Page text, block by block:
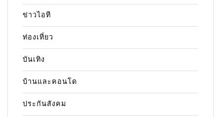
ข่าวไอที
ท่องเที่ยว
บันเทิง
บ้านและคอนโด
ประกันสังคม